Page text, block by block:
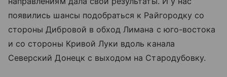
появились шансы подобраться к Райгородку со
стороны Дибровой в обход Лимана с юго-востока
и со стороны Кривой Луки вдоль канала
Северский Донецк с выходом на Стародубовку.